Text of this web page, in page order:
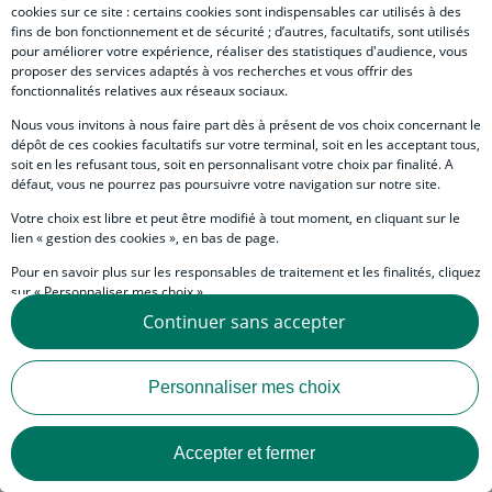
Nos experts
Contacts / Experts
Image Prénom
Sophie NAME
WIEVIORKA
Economist
Body
India is shrouded in fog: the fog of pollution, which is
making New Delhi increasingly unliveable; the fog of
of attacks; and the fog of trade talks with the United States,
which seem to have been at a standstill for weeks.
cookies sur ce site : certains cookies sont indispensables car utilisés à des
fins de bon fonctionnement et de sécurité ; d’autres, facultatifs, sont utilisés
pour améliorer votre expérience, réaliser des statistiques d'audience, vous
proposer des services adaptés à vos recherches et vous offrir des
fonctionnalités relatives aux réseaux sociaux.
Nous vous invitons à nous faire part dès à présent de vos choix concernant le
dépôt de ces cookies facultatifs sur votre terminal, soit en les acceptant tous,
soit en les refusant tous, soit en personnalisant votre choix par finalité. A
défaut, vous ne pourrez pas poursuivre votre navigation sur notre site.
Votre choix est libre et peut être modifié à tout moment, en cliquant sur le
lien « gestion des cookies », en bas de page.
Pour en savoir plus sur les responsables de traitement et les finalités, cliquez
sur « Personnaliser mes choix ».
Vous pouvez également consulter notre Politique de protection des données
personnelles en cliquant sur le lien « Protection des données personnelles »
en bas de page.
Continuer sans accepter
Personnaliser mes choix
Accepter et fermer